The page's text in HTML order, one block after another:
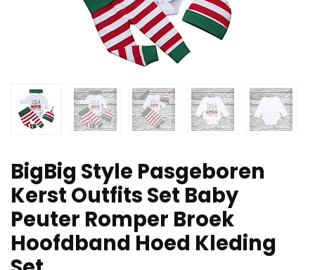
BigBig Style Pasgeboren
Kerst Outfits Set Baby
Peuter Romper Broek
Hoofdband Hoed Kleding